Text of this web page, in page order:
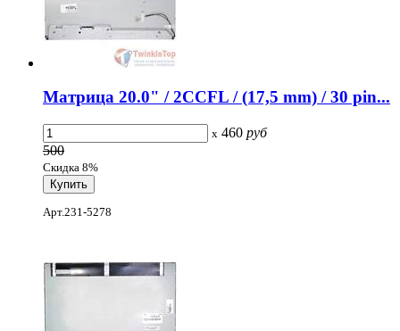
Матрица 20.0" / 2CCFL / (17,5 mm) / 30 pin...
x 460 руб
500
Скидка 8%
Арт.231-5278